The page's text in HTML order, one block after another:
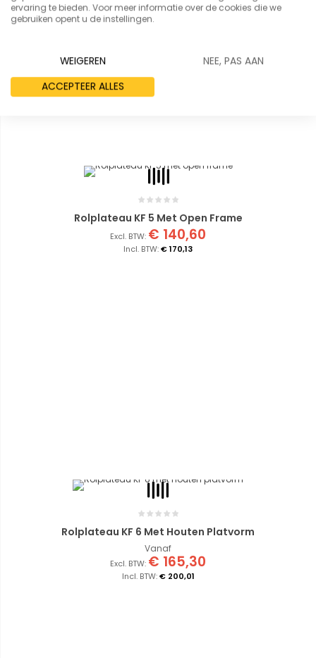
Rolplateau KF 5 Met Open Frame
€ 170,13
€ 140,60
Rolplateau KF 6 Met Houten Platvorm
Vanaf
€ 200,01
€ 165,30
ervaring te bieden. Voor meer informatie over de cookies die we
gebruiken opent u de instellingen.
WEIGEREN
NEE, PAS AAN
ACCEPTEER ALLES